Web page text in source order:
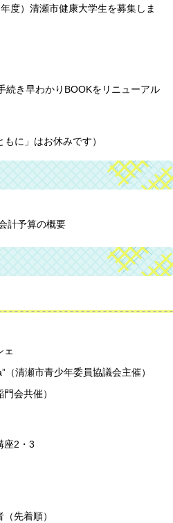
度）清瀬市健康大学生を募集しま
続き早わかりBOOKをリニューアル
に」はお休みです）
計予算の概要
ェ
（清瀬市青少年委員協議会主催）
会共催）
座2・3
先着順）